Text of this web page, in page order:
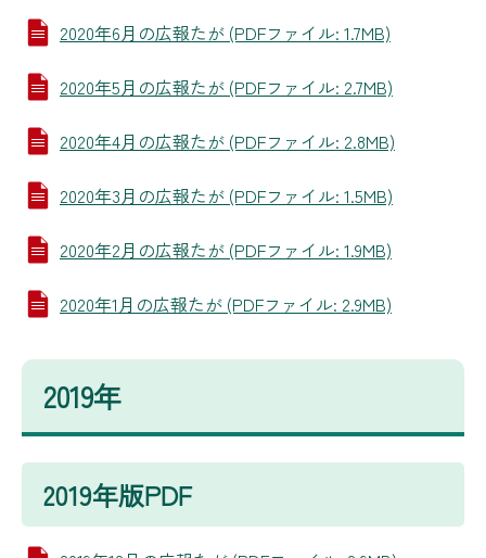
2020年6月の広報たが (PDFファイル: 1.7MB)
2020年5月の広報たが (PDFファイル: 2.7MB)
2020年4月の広報たが (PDFファイル: 2.8MB)
2020年3月の広報たが (PDFファイル: 1.5MB)
2020年2月の広報たが (PDFファイル: 1.9MB)
2020年1月の広報たが (PDFファイル: 2.9MB)
2019年
2019年版PDF